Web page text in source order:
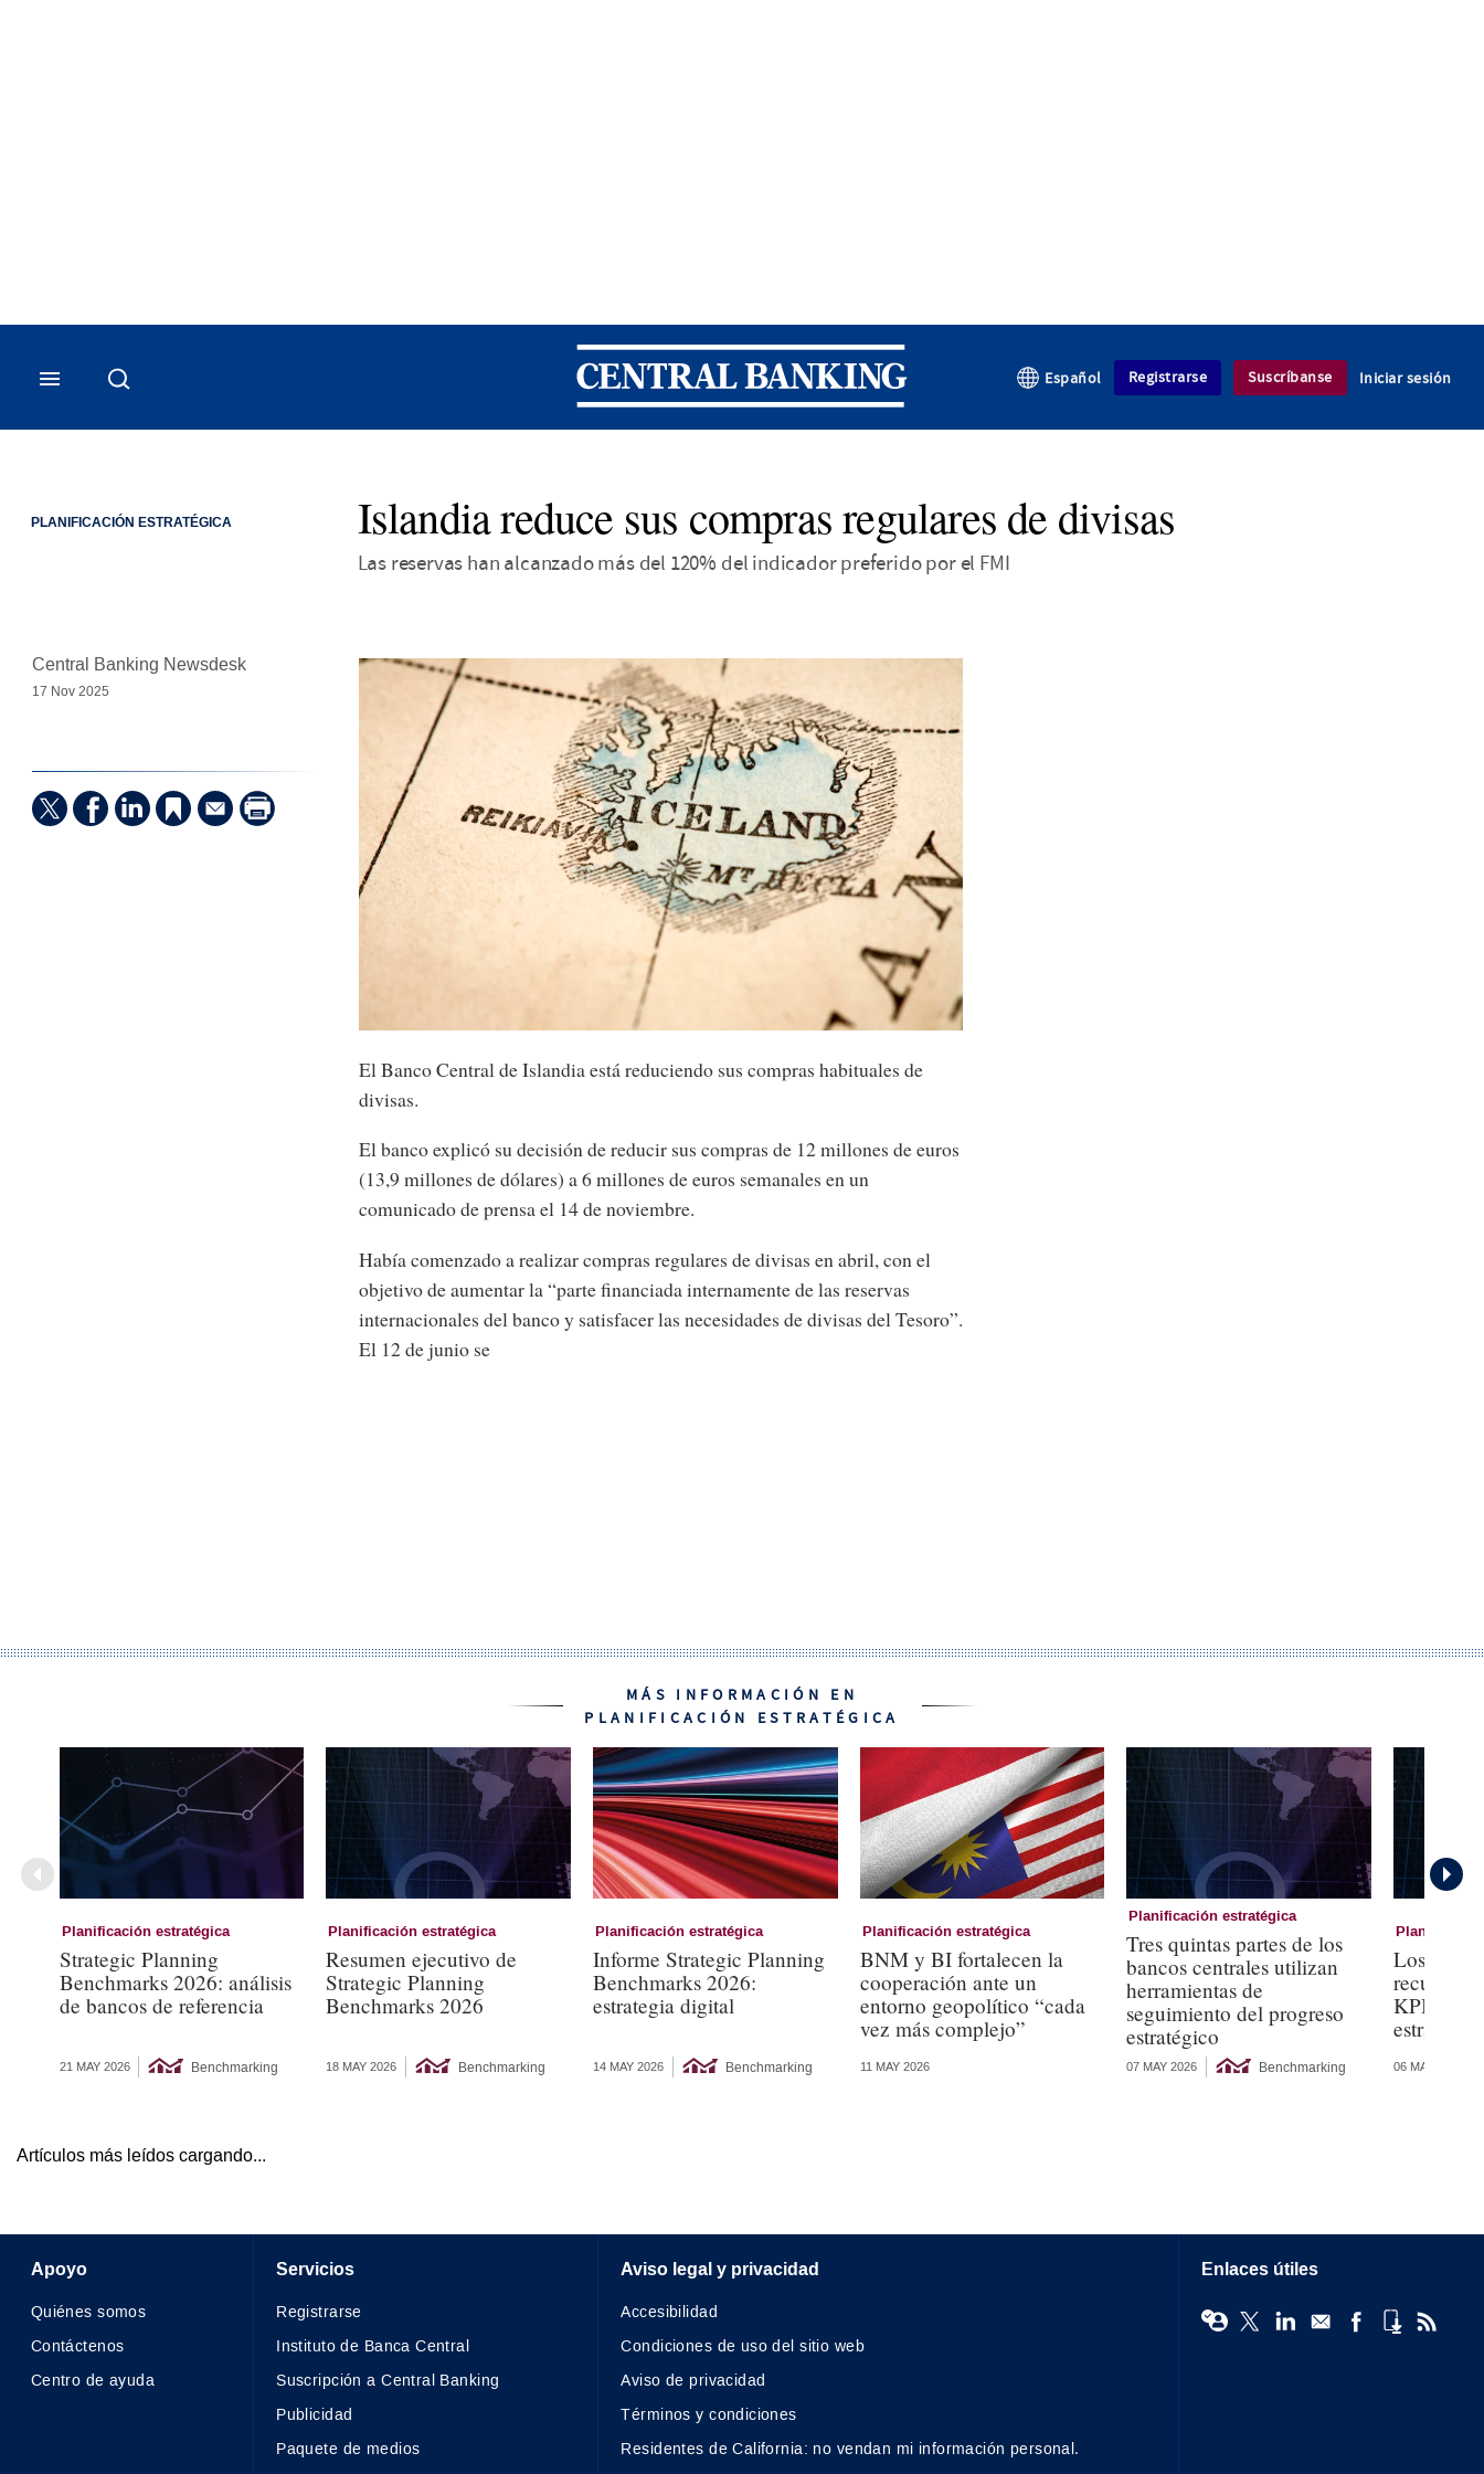
Central Banking
Español Registrarse Suscríbanse Iniciar sesión
PLANIFICACIÓN ESTRATÉGICA Islandia reduce sus compras regulares de divisas
Las reservas han alcanzado más del 120% del indicador preferido por el FMI
Central Banking Newsdesk
17 Nov 2025
El Banco Central de Islandia está reduciendo sus compras habituales de
divisas.
El banco explicó su decisión de reducir sus compras de 12 millones de euros
(13,9 millones de dólares) a 6 millones de euros semanales en un
comunicado de prensa el 14 de noviembre.
Había comenzado a realizar compras regulares de divisas en abril, con el
objetivo de aumentar la “parte financiada internamente de las reservas
internacionales del banco y satisfacer las necesidades de divisas del Tesoro”.
El 12 de junio se
MÁS INFORMACIÓN EN
PLANIFICACIÓN ESTRATÉGICA
Planificación estratégica
Strategic Planning
Benchmarks 2026: análisis
de bancos de referencia
21 MAY 2026 Benchmarking
Planificación estratégica
Resumen ejecutivo de
Strategic Planning
Benchmarks 2026
18 MAY 2026 Benchmarking
Planificación estratégica
Informe Strategic Planning
Benchmarks 2026:
estrategia digital
14 MAY 2026 Benchmarking
Planificación estratégica
BNM y BI fortalecen la
cooperación ante un
entorno geopolítico “cada
vez más complejo”
11 MAY 2026
Planificación estratégica
Tres quintas partes de los
bancos centrales utilizan
herramientas de
seguimiento del progreso
estratégico
07 MAY 2026 Benchmarking
Los
recurren
KPI para
estratégica
06 MAY 2026
Artículos más leídos cargando...
Apoyo
Quiénes somos
Contáctenos
Centro de ayuda
Servicios
Registrarse
Instituto de Banca Central
Suscripción a Central Banking
Publicidad
Paquete de medios
Aviso legal y privacidad
Accesibilidad
Condiciones de uso del sitio web
Aviso de privacidad
Términos y condiciones
Residentes de California: no vendan mi información personal.
Enlaces útiles